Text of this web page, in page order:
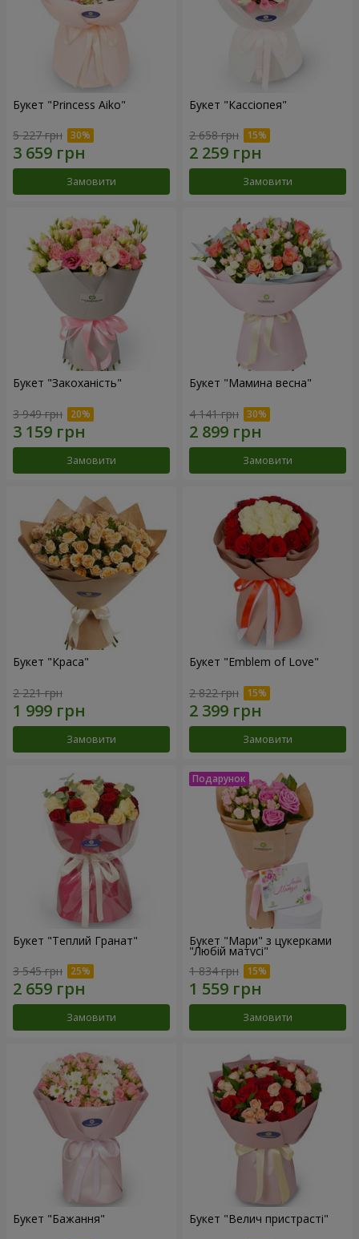
Букет "Princess Aiko"
5 227 грн
Замовити
Букет "Кассіопея"
2 658 грн
Замовити
Букет "Закоханість"
3 949 грн
Замовити
Букет "Мамина весна"
4 141 грн
Замовити
Букет "Краса"
2 221 грн
Замовити
Букет "Emblem of Love"
2 822 грн
Замовити
Букет "Теплий Гранат"
3 545 грн
Замовити
Букет "Мари" з цукерками
"Любій матусі"
1 834 грн
Замовити
Букет "Бажання" Букет "Велич пристрасті"